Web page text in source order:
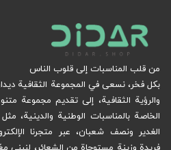
من قلب المناسبات إلى قلوب الناس
بكل فخر، نسعى في المجموعة الثقافية
والرؤية الثقافية، إلى تقديم مجموعة
الخاصة بالمناسبات الوطنية والدينية،
الغدير ونصف شعبان، عبر متجرنا